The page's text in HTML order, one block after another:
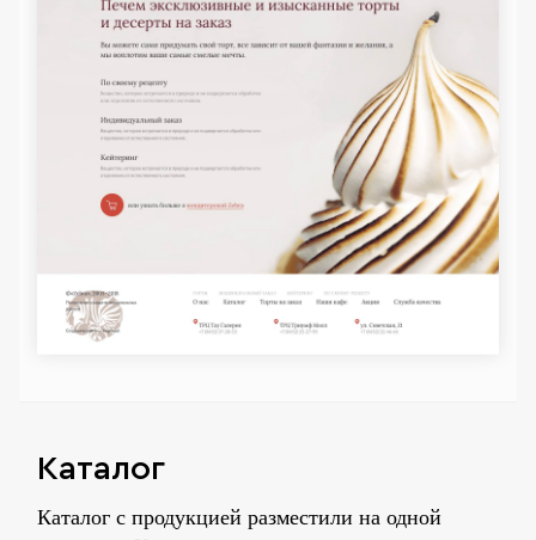
Каталог
Каталог с продукцией разместили на одной